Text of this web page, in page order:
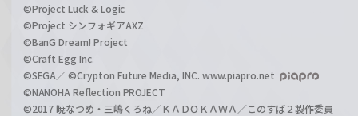
©Project Luck & Logic
©Project シンフォギアAXZ
©BanG Dream! Project
©Craft Egg Inc.
©SEGA／ ©Crypton Future Media, INC. www.piapro.net
©NANOHA Reflection PROJECT
©2017 暁なつめ・三嶋くろね／ＫＡＤＯＫＡＷＡ／このすば２製作委員